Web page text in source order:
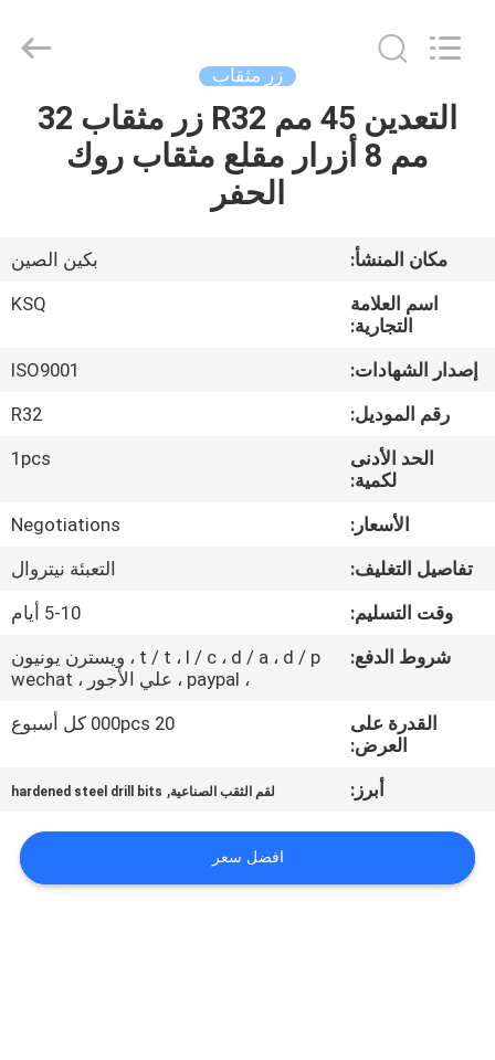
الصفحة
الرئيسية
معلومات
جولة
مراقبة
الجودة
اتصل
خريطة
Reserved.
زر مثقاب
التعدين 45 مم R32 زر مثقاب 32
مم 8 أزرار مقلع مثقاب روك
الحفر
مكان المنشأ:
بكين الصين
اسم العلامة
التجارية:
KSQ
إصدار الشهادات:
ISO9001
رقم الموديل:
R32
الحد الأدنى
لكمية:
1pcs
الأسعار:
Negotiations
تفاصيل التغليف:
التعبئة نيتروال
وقت التسليم:
5-10 أيام
شروط الدفع:
t / t ، l / c ، d / a ، d / p ، ويسترن يونيون
، paypal ، علي الأجور ، wechat
القدرة على
العرض:
20 000pcs كل أسبوع
أبرز: لقم الثقب الصناعية,
hardened steel drill bits
افضل سعر